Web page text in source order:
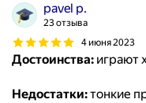
pavel p.
23 отзыва
4 июня 2023
Достоинства: играют
Недостатки:тонкие